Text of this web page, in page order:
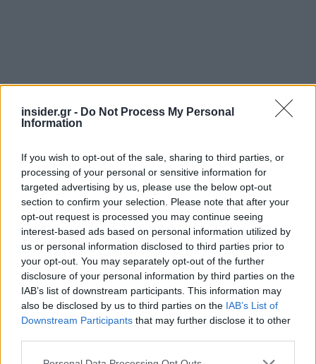
insider.gr - Do Not Process My Personal
Information
If you wish to opt-out of the sale, sharing to third parties, or
processing of your personal or sensitive information for
targeted advertising by us, please use the below opt-out
section to confirm your selection. Please note that after your
opt-out request is processed you may continue seeing
interest-based ads based on personal information utilized by
us or personal information disclosed to third parties prior to
your opt-out. You may separately opt-out of the further
disclosure of your personal information by third parties on the
IAB’s list of downstream participants. This information may
also be disclosed by us to third parties on the IAB’s List of
Downstream Participants that may further disclose it to other
Please note that this website/app uses one or more Google
Όπως λέει ο Schmieding,η νομισματική πολιτική
δεν μπορεί να αποτρέψει την άνοδο των
τιμών της ενέργειαςπου προκαλείται από το
σοκ προσφοράς στο Ιράν. Το ίδιο ισχύει και για
την αύξηση των τιμών στις υπηρεσίες
μεταφορών, στα οργανωμένα ταξιδιωτικά πακέτα
και σε άλλα ενεργοβόρα αγαθά και υπηρεσίες.